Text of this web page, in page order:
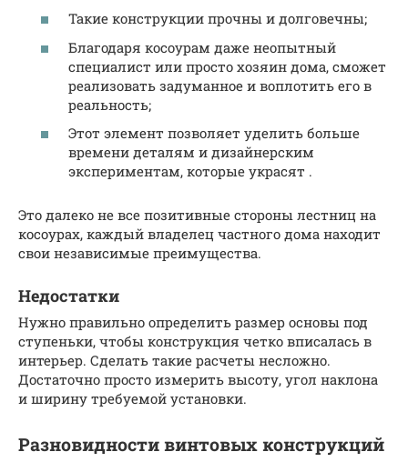
Такие конструкции прочны и долговечны;
Благодаря косоурам даже неопытный
специалист или просто хозяин дома, сможет
реализовать задуманное и воплотить его в
реальность;
Этот элемент позволяет уделить больше
времени деталям и дизайнерским
экспериментам, которые украсят .
Это далеко не все позитивные стороны лестниц на
косоурах, каждый владелец частного дома находит
свои независимые преимущества.
Недостатки
Нужно правильно определить размер основы под
ступеньки, чтобы конструкция четко вписалась в
интерьер. Сделать такие расчеты несложно.
Достаточно просто измерить высоту, угол наклона
и ширину требуемой установки.
Разновидности винтовых конструкций